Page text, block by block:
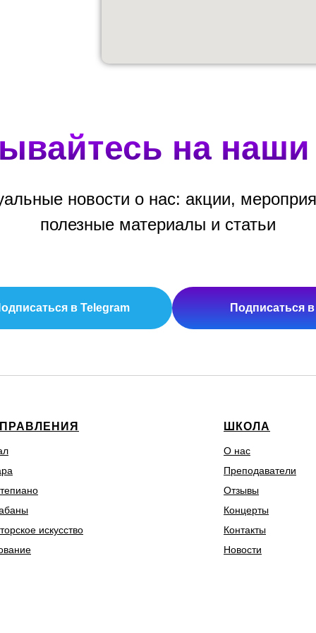
на
новости о нас: акции,
полезные материалы и статьи
в Telegram Подписаться
ШКОЛА
О нас
искусство
Преподаватели
Концерты
Отзывы
Контакты
Новости